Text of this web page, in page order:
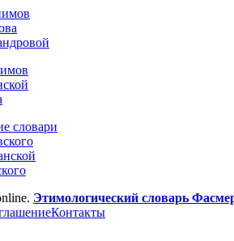
словари
Этимологический словарь
Контакты